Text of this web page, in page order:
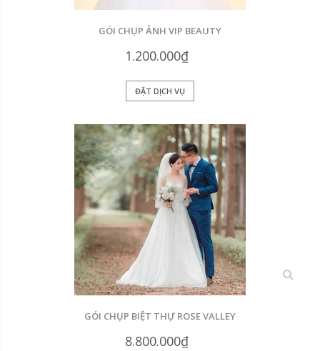
GÓI CHỤP ẢNH VIP BEAUTY
1.200.000₫
ĐẶT DỊCH VỤ
xem
GÓI CHỤP BIỆT THỰ ROSE VALLEY
8.800.000₫